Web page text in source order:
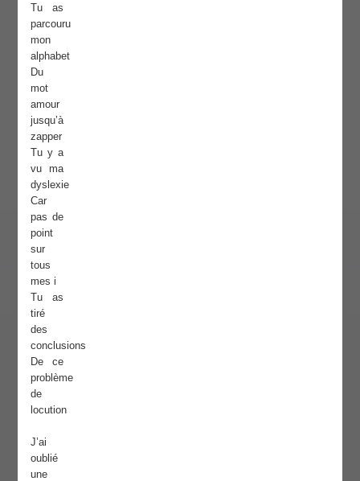
Tu as
parcouru
mon
alphabet
Du
mot
amour
jusqu’à
zapper
Tu y a
vu ma
dyslexie
Car
pas de
point
sur
tous
mes i
Tu as
tiré
des
conclusions
De ce
problème
de
locution
J’ai
oublié
une